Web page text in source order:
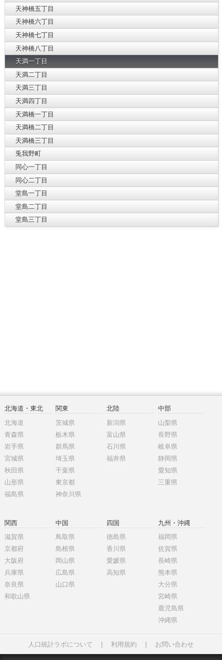
天神橋五丁目
天神橋六丁目
天神橋七丁目
天神橋八丁目
天満一丁目
天満二丁目
天満三丁目
天満四丁目
天満橋一丁目
天満橋二丁目
天満橋三丁目
兎我野町
同心一丁目
同心二丁目
堂島一丁目
堂島二丁目
堂島三丁目
北海道・東北
北海道
青森県
岩手県
宮城県
秋田県
山形県
福島県
関東
茨城県
栃木県
群馬県
埼玉県
千葉県
東京都
神奈川県
北陸
新潟県
富山県
石川県
福井県
中部
山梨県
長野県
岐阜県
静岡県
愛知県
三重県
関西
滋賀県
京都府
大阪府
兵庫県
奈良県
和歌山県
中国
鳥取県
島根県
岡山県
広島県
山口県
四国
徳島県
香川県
愛媛県
高知県
九州・沖縄
福岡県
佐賀県
長崎県
熊本県
大分県
宮崎県
鹿児島県
沖縄県
人口統計ラボについて 利用規約 お問い合わせ